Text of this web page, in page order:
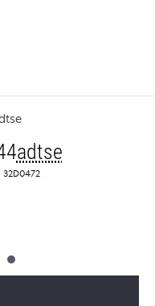
adtse
32D0472